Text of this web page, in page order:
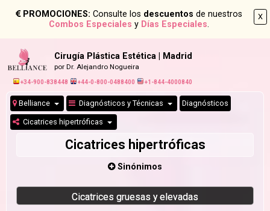
X
PROMOCIONES: Consulte los descuentos de nuestros
Combos Especiales y Días Especiales.
Cirugía Plástica Estética | Madrid
por Dr. Alejandro Nogueira
+34-900-838448 +44-0-800-0488400 +1-844-4000840
Belliance Diagnósticos y Técnicas Diagnósticos
Cicatrices hipertróficas
Cicatrices hipertróficas
Sinónimos
Cicatrices gruesas y elevadas